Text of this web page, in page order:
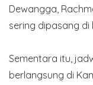
Dewangga,
sering dipasang
Sementara itu,
berlangsung di